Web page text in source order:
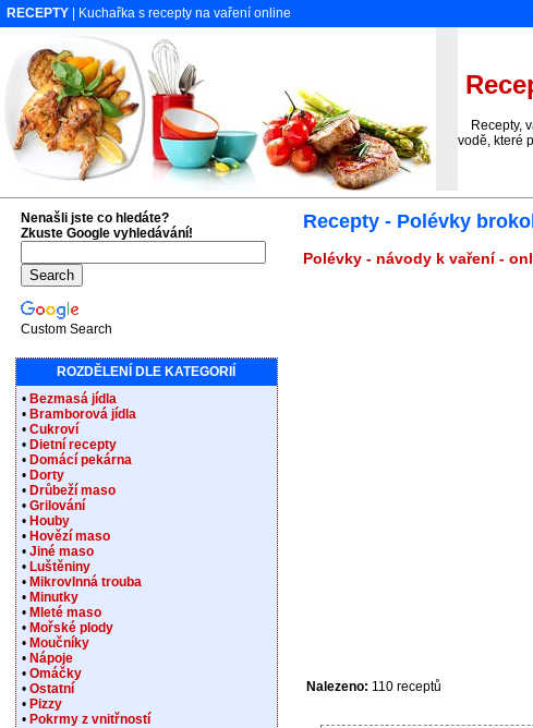
RECEPTY | Kuchařka s recepty na vaření online
Recepty,
vodě, které
Recepty - Polévky
Polévky - návody k vaření -
Nalezeno: 110 receptů
Nenašli jste co hledáte?
Zkuste Google vyhledávání!
Custom Search
ROZDĚLENÍ DLE KATEGORIÍ
• Bezmasá jídla
• Bramborová jídla
• Cukroví
• Dietní recepty
• Domácí pekárna
• Dorty
• Drůbeží maso
• Grilování
• Houby
• Hovězí maso
• Jiné maso
• Luštěniny
• Mikrovlnná trouba
• Minutky
• Mleté maso
• Mořské plody
• Moučníky
• Nápoje
• Omáčky
• Ostatní
• Pizzy
• Pokrmy z vnitřností